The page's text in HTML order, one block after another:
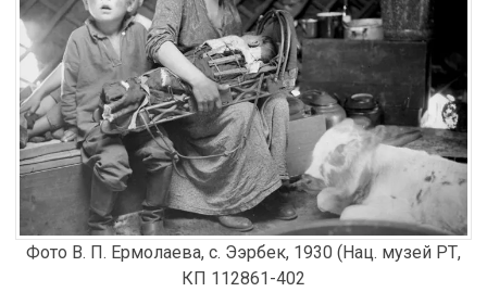
Фото В. П. Ермолаева, с. Ээрбек, 1930 (Нац. музей РТ,
КП 112861-402